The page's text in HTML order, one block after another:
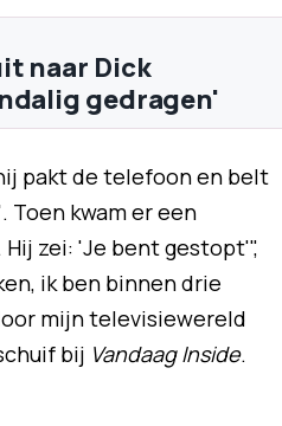
naar Dick
gedragen'
pakt de telefoon en belt
Toen kwam er een
zei: 'Je bent gestopt'",
ik ben binnen drie
mijn televisiewereld
bij Vandaag Inside.